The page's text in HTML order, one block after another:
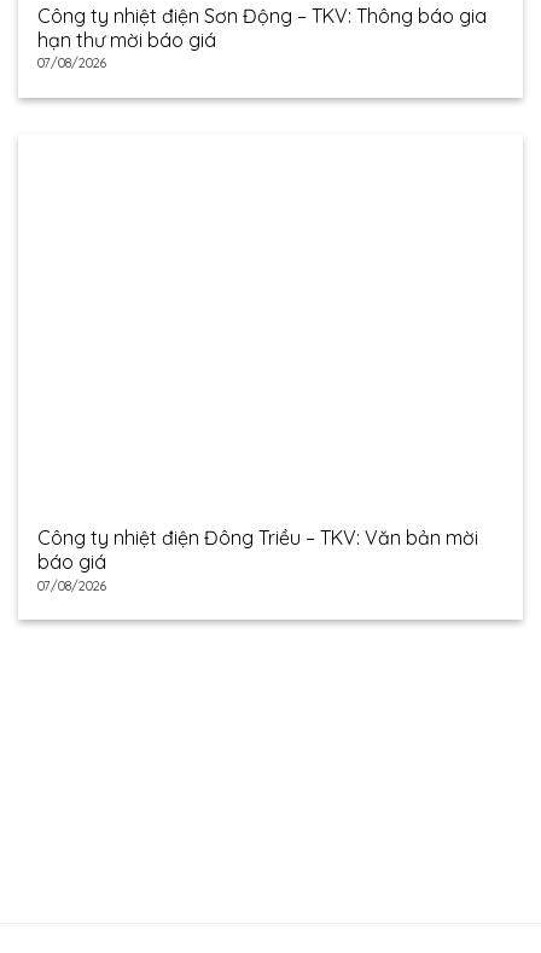
Công ty nhiệt điện Sơn Động – TKV: Thông báo gia
hạn thư mời báo giá
07/08/2026
Công ty nhiệt điện Đông Triều – TKV: Văn bản mời
báo giá
07/08/2026